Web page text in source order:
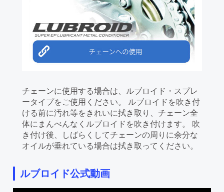
チェーンに使用する場合は、ルブロイド・スプレ
ータイプをご使用ください。 ルブロイドを吹き付
ける前に汚れ等をきれいに拭き取り、チェーン全
体にまんべんなくルブロイドを吹き付けます。 吹
き付け後、しばらくしてチェーンの周りに余分な
オイルが垂れている場合は拭き取ってください。
ルブロイド公式動画